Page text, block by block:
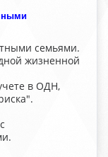
семьями.
жизненной
в ОДН,